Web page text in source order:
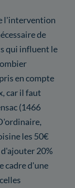
l'intervention
de
qui influent le
en compte
car il faut
(1466
les 50€
20%
cadre d'une